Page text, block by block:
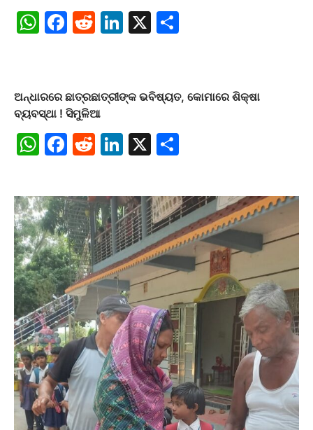
WhatsApp
Facebook
RedditLinkedIn
X
ଅନ୍ଧାରରେ ଛାତ୍ରଛାତ୍ରୀଙ୍କ ଭବିଷ୍ୟତ, କୋମାରେ ଶିକ୍ଷା
ବ୍ୟବସ୍ଥା ! ସିମୁଳିଆ
WhatsApp
Facebook
RedditLinkedIn
X